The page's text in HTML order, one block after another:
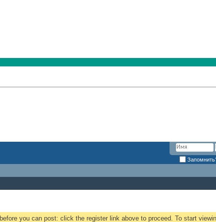
before you can post: click the register link above to proceed. To start